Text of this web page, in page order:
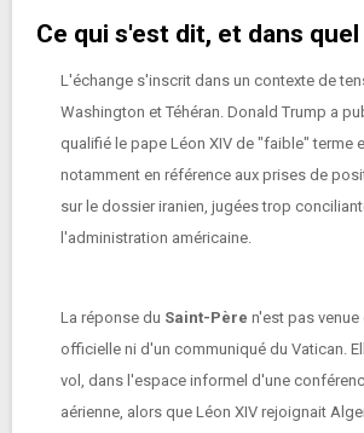
Ce qui s'est dit, et dans
L'échange s'inscrit dans un contexte de
Washington et Téhéran. Donald Trump a
qualifié le pape Léon XIV de "faible" terme
notamment en référence aux prises de
sur le dossier iranien, jugées trop
l'administration américaine.
La réponse du Saint-Père n'est pas
officielle ni d'un communiqué du Vatican.
vol, dans l'espace informel d'une
aérienne, alors que Léon XIV rejoignait